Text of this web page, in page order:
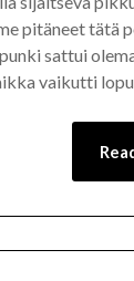
pitäneet tätä
sattui
vaikutti